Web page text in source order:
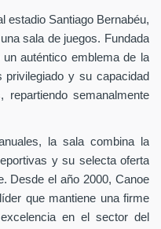
estadio Santiago Bernabéu,
sala de juegos. Fundada
auténtico emblema de la
y su capacidad
repartiendo semanalmente
la sala combina la
y su selecta oferta
Desde el año 2000, Canoe
que mantiene una firme
en el sector del